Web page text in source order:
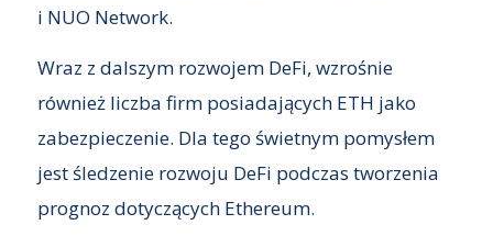
i NUO Network.
Wraz z dalszym rozwojem DeFi, wzrośnie
również liczba firm posiadających ETH jako
zabezpieczenie. Dla tego świetnym pomysłem
jest śledzenie rozwoju DeFi podczas tworzenia
prognoz dotyczących Ethereum.